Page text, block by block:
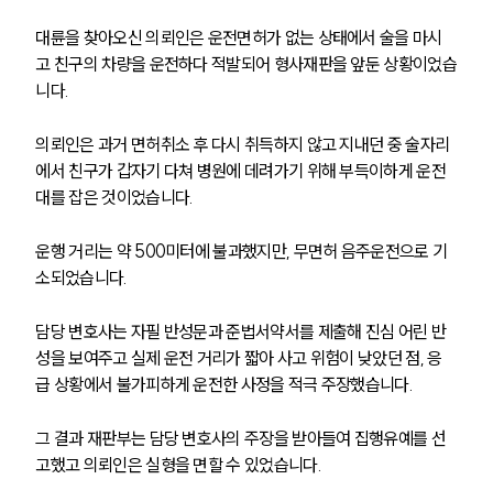
대륜을 찾아오신 의뢰인은 운전면허가 없는 상태에서 술을 마시
고 친구의 차량을 운전하다 적발되어 형사재판을 앞둔 상황이었습
니다.
의뢰인은 과거 면허취소 후 다시 취득하지 않고 지내던 중 술자리
에서 친구가 갑자기 다쳐 병원에 데려가기 위해 부득이하게 운전
대를 잡은 것이었습니다.
운행 거리는 약 500미터에 불과했지만, 무면허 음주운전으로 기
소되었습니다.
담당 변호사는 자필 반성문과 준법서약서를 제출해 진심 어린 반
성을 보여주고 실제 운전 거리가 짧아 사고 위험이 낮았던 점, 응
급 상황에서 불가피하게 운전한 사정을 적극 주장했습니다.
그 결과 재판부는 담당 변호사의 주장을 받아들여 집행유예를 선
고했고 의뢰인은 실형을 면할 수 있었습니다.